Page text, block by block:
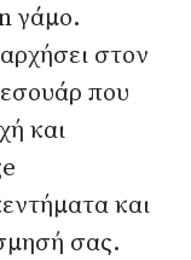
γάμο.
στον
που
και
και
σας.